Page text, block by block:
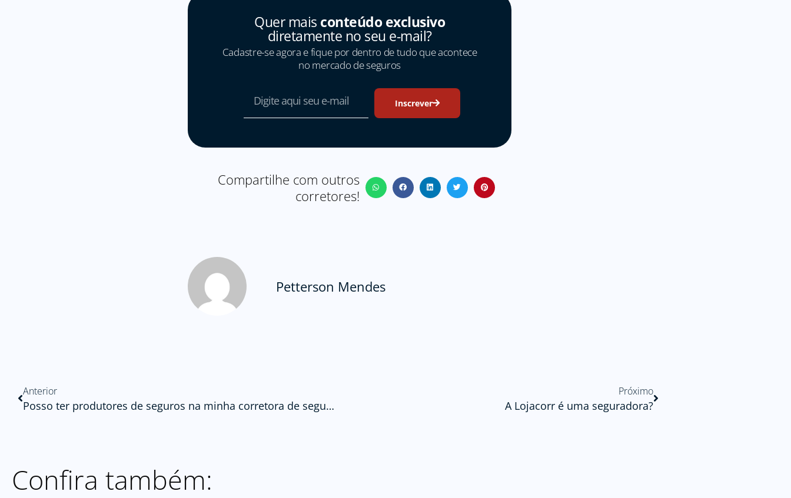
Quer mais conteúdo exclusivo
diretamente no seu e-mail?
Cadastre-se agora e fique por dentro de tudo que acontece
no mercado de seguros
Inscrever
Compartilhe com outros
corretores!
Petterson Mendes
Anterior
Posso ter produtores de seguros na minha corretora de seguros?
Próximo
A Lojacorr é uma seguradora?
Confira também: